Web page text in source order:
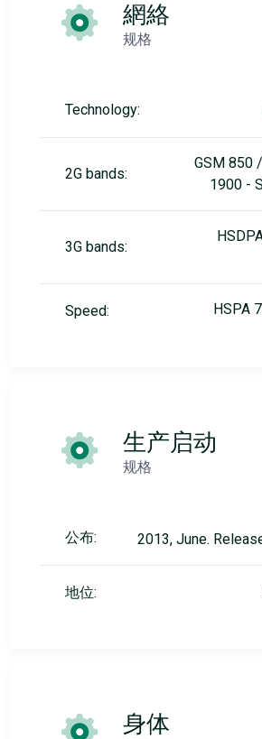
網絡
规格
Technology:
2G bands:
GSM 850
1900 -
3G bands:
Speed: HSPA
生产启动
规格
公布: 2013, June.
地位:
身体